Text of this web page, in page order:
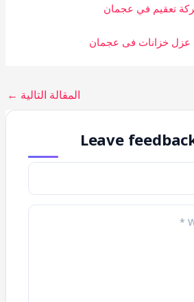
تعقيم في عجمان
عزل خزانات فى عجمان
المقالة التالية ←
Leave